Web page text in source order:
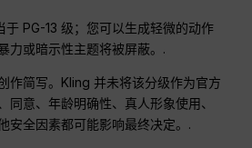
于 PG-13 级；您可以生成轻微的动作
力或暗示性主题将被屏蔽。.
作简写。Kling 并未将该分级作为官方
同意、年龄明确性、真人形象使用、
安全因素都可能影响最终决定。.